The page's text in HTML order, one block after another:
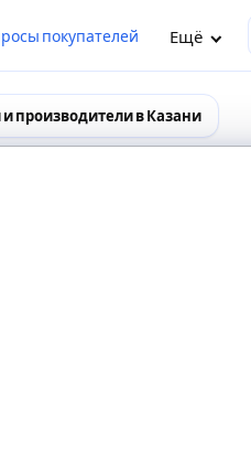
покупателей Ещё
производители в Казани